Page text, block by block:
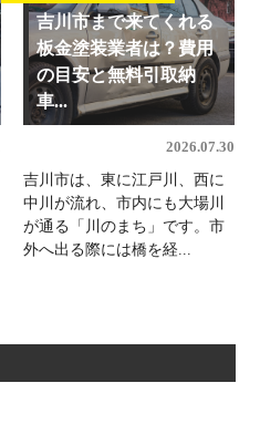
吉川市まで来てくれる
板金塗装業者は？費用
の目安と無料引取納
車...
2026.07.30
吉川市は、東に江戸川、西に
中川が流れ、市内にも大場川
が通る「川のまち」です。市
外へ出る際には橋を経...